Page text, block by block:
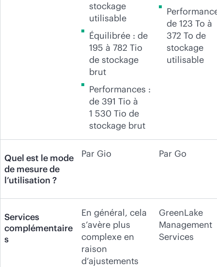
stockage
utilisable
Équilibrée : de
195 à 782 Tio
de stockage
brut
Performances :
de 391 Tio à
1 530 Tio de
stockage brut
de 123 To à
372 To de
stockage
utilisable
Quel est le mode
de mesure de
l’utilisation ?
Par Gio Par Go
Services
complémentaire
s
En général, cela
s’avère plus
complexe en
raison
d’ajustements
GreenLake
Management
Services